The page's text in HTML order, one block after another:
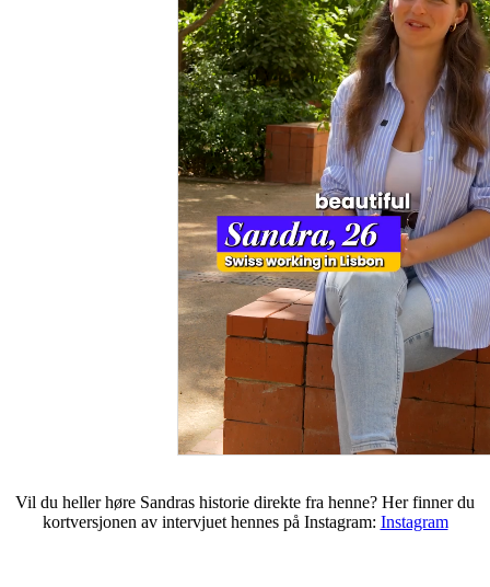
Vil du heller høre Sandras historie direkte fra henne? Her finner du
kortversjonen av intervjuet hennes på Instagram: Instagram